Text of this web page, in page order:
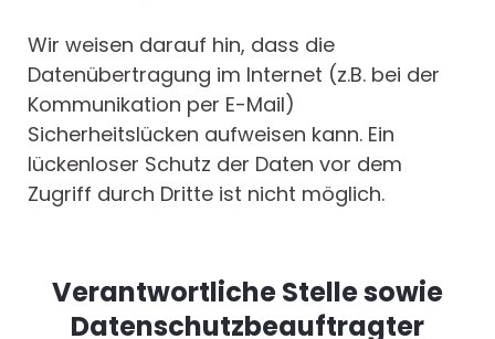
Wir weisen darauf hin, dass die
Datenübertragung im Internet (z.B. bei der
Kommunikation per E-Mail)
Sicherheitslücken aufweisen kann. Ein
lückenloser Schutz der Daten vor dem
Zugriff durch Dritte ist nicht möglich.
Verantwortliche Stelle sowie
Datenschutzbeauftragter